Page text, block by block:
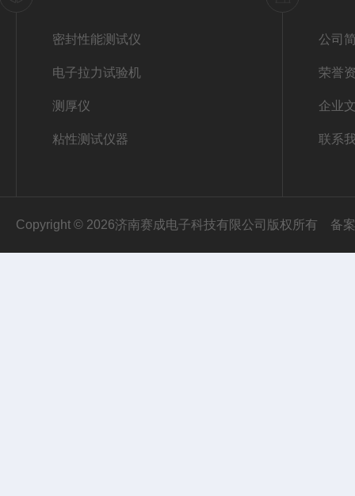
密封性能测试仪
电子拉力试验机
测厚仪
粘性测试仪器
公司
荣誉
企业
联系
Copyright © 2026济南赛成电子科技有限公司版权所有 备